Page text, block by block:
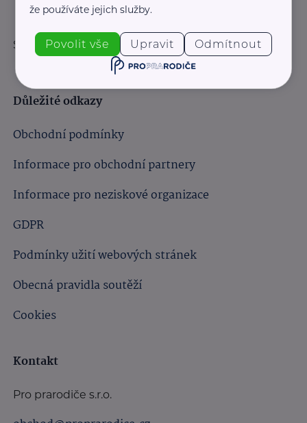
Sledujte nás:
Důležité odkazy
Obchodní podmínky
Informace pro obchodní partnery
Informace pro neziskové organizace
GDPR
Podmínky užití webových stránek
Obecná pravidla soutěží
Cookies
Kontakt
Pro prarodiče s.r.o.
že používáte jejich služby.
Povolit vše Upravit Odmítnout